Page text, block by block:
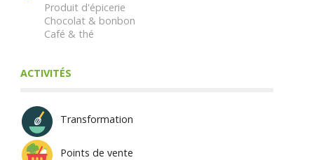
Produit d'épicerie
Chocolat & bonbon
Café & thé
ACTIVITÉS
Transformation
Points de vente